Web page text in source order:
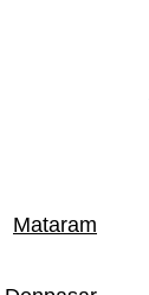
Mataram